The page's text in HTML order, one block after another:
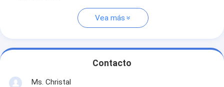
Vea más
Contacto
Ms. Christal